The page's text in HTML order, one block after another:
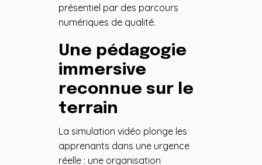
présentiel par des parcours
numériques de qualité.
Une pédagogie
immersive
reconnue sur le
terrain
La simulation vidéo plonge les
apprenants dans une urgence
réelle : une organisation